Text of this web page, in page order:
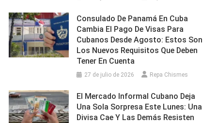
Consulado De Panamá En Cuba
Cambia El Pago De Visas Para
Cubanos Desde Agosto: Estos Son
Los Nuevos Requisitos Que Deben
Tener En Cuenta
27 de julio de 2026 Repa Chismes
El Mercado Informal Cubano Deja
Una Sola Sorpresa Este Lunes: Una
Divisa Cae Y Las Demás Resisten